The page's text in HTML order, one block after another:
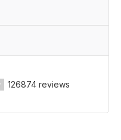
126874 reviews